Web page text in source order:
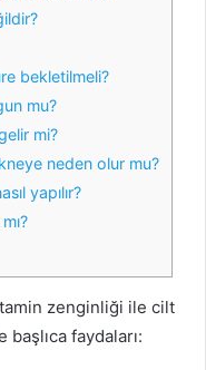
bekletilmeli?
mu?
mi?
neden olur mu?
yapılır?
zenginliği ile cilt
faydaları: